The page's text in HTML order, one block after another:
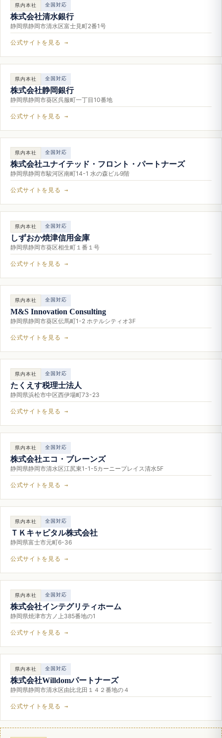
県内本社 全国対応
株式会社清水銀行
静岡県静岡市清水区富士見町2番1号
公式サイトを見る →
県内本社 全国対応
株式会社静岡銀行
静岡県静岡市葵区呉服町一丁目10番地
公式サイトを見る →
県内本社 全国対応
株式会社ユナイテッド・フロント・パートナーズ
静岡県静岡市駿河区南町14-1 水の森ビル9階
公式サイトを見る →
県内本社 全国対応
しずおか焼津信用金庫
静岡県静岡市葵区相生町１番１号
公式サイトを見る →
県内本社 全国対応
M&S Innovation Consulting
静岡県静岡市葵区伝馬町1-2 ホテルシティオ3F
公式サイトを見る →
県内本社 全国対応
たくえす税理士法人
静岡県浜松市中区西伊場町73-23
公式サイトを見る →
県内本社 全国対応
株式会社エコ・ブレーンズ
静岡県静岡市清水区江尻東1-1-5カーニープレイス清水5F
公式サイトを見る →
県内本社 全国対応
ＴＫキャピタル株式会社
静岡県富士市元町6-36
公式サイトを見る →
県内本社 全国対応
株式会社インテグリティホーム
静岡県焼津市方ノ上385番地の1
公式サイトを見る →
県内本社 全国対応
株式会社Willdomパートナーズ
静岡県静岡市清水区由比北田１４２番地の４
公式サイトを見る →